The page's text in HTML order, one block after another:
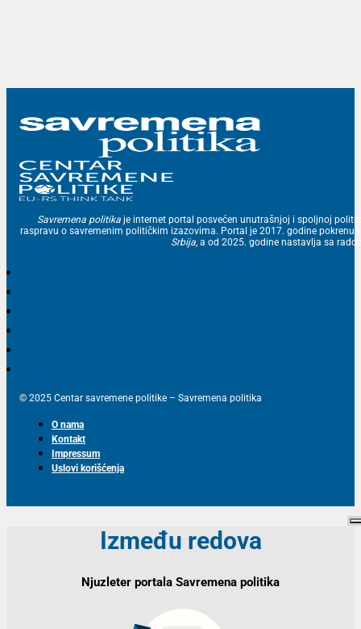
Savremena politika je internet portal posvećen unutrašnjoj i spoljnoj
raspravu o savremenim političkim izazovima. Portal je 2017. godine
Srbija, a od 2025. godine nastavlja sa
© 2025 Centar savremene politike – Savremena politika
O nama
Kontakt
Impressum
Uslovi korišćenja
Između redova
Njuzleter portala Savremena politika